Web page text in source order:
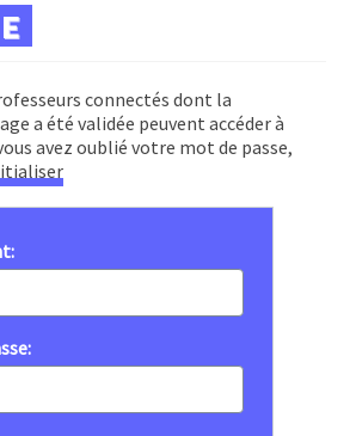
connectés dont la
a été validée peuvent accéder à
avez oublié votre mot de passe,